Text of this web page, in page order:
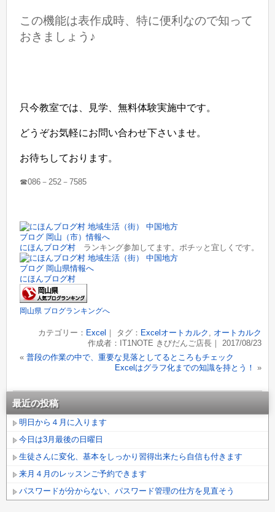
この機能は表作成時、特に便利なので知って
おきましょう♪
只今教室では、見学、無料体験実施中です。
どうぞお気軽にお問い合わせ下さいませ。
お待ちしております。
☎086－252－7585
にほんブログ村 ランキング参加してます。ポチッと宜しくです。
にほんブログ村
岡山県 ブログランキングへ
カテゴリー： Excel ｜ タグ： Excelオートカルク
オートカルク
作成者：IT1NOTE きびだんご店長｜ 2017/08/23
«普段の作業の中で、重要な見落としてるところもチェック
Excelはグラフ化までの知識を持とう！ »
最近の投稿
明日から４月に入ります
今日は3月最後の日曜日
生徒さんに変化、基本をしっかり習得出来たら自信も付きます
来月４月のレッスンご予約できます
パスワードが分からない、パスワード管理の仕方を見直そう